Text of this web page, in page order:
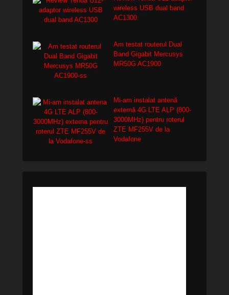
wireless USB dual band
AC1300
Am testat routerul Dual
Band Gigabit Mercusys
MR50G AC1900
Mi-am instalat antenă
externă 4G LTE ALP (800-
3000MHz) pentru roterul
ZTE MF255V de la
Vodafone